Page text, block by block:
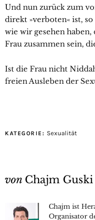
Und nun zurück zum
direkt »verboten« ist,
wie wir gesehen
Frau zusammen sein,
Ist die Frau nicht
freien Ausleben der
KATEGORIE: Sexualität
von Chajm Guski
Chajm ist
Organisator